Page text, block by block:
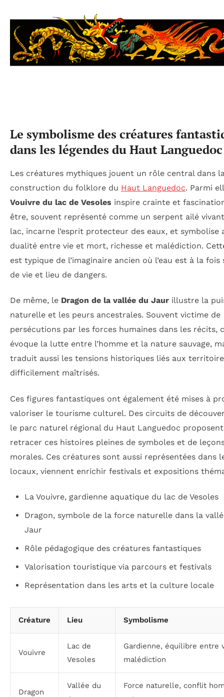
Le symbolisme des créatures
dans les légendes du Haut Languedoc
Les créatures mythiques jouent un rôle central dans
construction du folklore du Haut Languedoc. Parmi
Vouivre du lac de Vesoles inspire crainte et
être, souvent représenté comme un serpent ailé
lac, incarne l’esprit protecteur des eaux, et symbolise
dualité entre vie et mort, richesse et malédiction.
est typique de l’imaginaire ancien où l’eau est à la fois
de vie et lieu de dangers.
De même, le Dragon de la vallée du Jaur illustre la
naturelle et les peurs ancestrales. Souvent victime de
persécutions par les forces humaines dans les récits,
évoque la lutte entre l’homme et la nature sauvage,
traduit aussi les tensions historiques liés aux
difficilement maîtrisés.
Ces figures fantastiques ont également été mises à
valoriser le tourisme culturel. Des circuits de
le parc naturel régional du Haut Languedoc
retracer ces histoires pleines de symboles et de
morales. Ces créatures sont aussi représentées dans
locaux, viennent enrichir festivals et expositions
La Vouivre, gardienne aquatique du lac de Vesoles
Dragon, symbole de la force naturelle dans la
Jaur
Rôle pédagogique des créatures fantastiques
Valorisation touristique via parcours et festivals
Représentation dans les arts et la culture locale
Créature Lieu Symbolisme
Vouivre
Lac de
Vesoles
Gardienne, équilibre entre
malédiction
Dragon
Vallée du
Force naturelle, conflit